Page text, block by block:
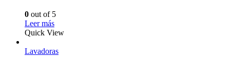
0 out of 5
Leer más
Quick View
Lavadoras